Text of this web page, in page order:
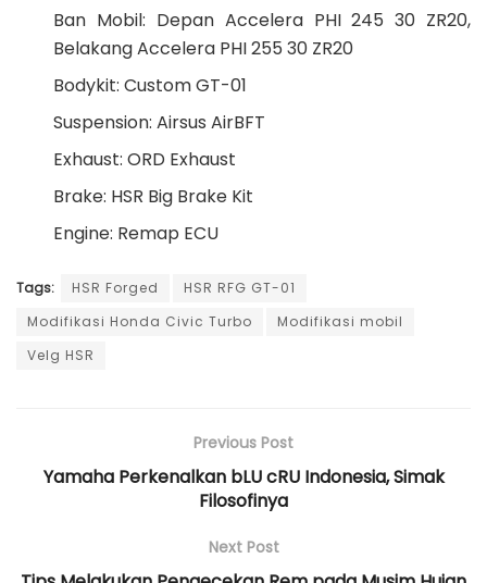
Ban Mobil: Depan Accelera PHI 245 30 ZR20,
Belakang Accelera PHI 255 30 ZR20
Bodykit: Custom GT-01
Suspension: Airsus AirBFT
Exhaust: ORD Exhaust
Brake: HSR Big Brake Kit
Engine: Remap ECU
Tags: HSR Forged
HSR RFG GT-01
Modifikasi Honda Civic Turbo
Modifikasi mobil
Velg HSR
Previous Post
Yamaha Perkenalkan bLU cRU Indonesia, Simak
Filosofinya
Next Post